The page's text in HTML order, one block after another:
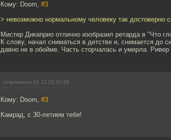
Кому: Doom, #3
> невозможно нормальному человеку так достоверно
Мистер Дикаприо отлично изобразил ретарда в "Что
К слову, начал сниматься в детстве и, снимается до
давно не в обойме. Часть сторчалась и умерла.
отправлено 10.12.23 20:56
Кому: Doom, #3
Камрад, с 30-летием тебя!